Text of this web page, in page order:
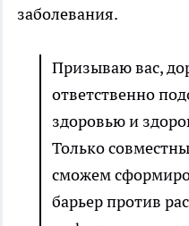
заболевания.
Призываю вас,
ответственно
здоровью и
Только
сможем
барьер против